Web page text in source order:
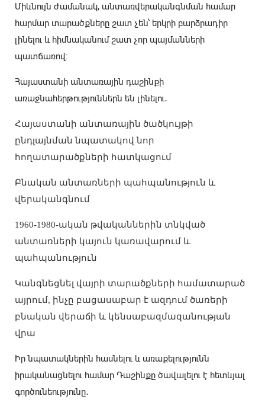
Միևնույն ժամանակ, անտառվերականգնման համար
հարմար տարածքները շատ չեն՝ երկրի բարձրադիր
լինելու և հիմնականում շատ չոր պայմանների
պատճառով:
Հայաստանի անտառային դաշինքի
առաջնահերթություններն են լինելու․
Հայաստանի անտառային ծածկույթի
ընդլայնման նպատակով նոր
հողատարածքների հատկացում
Բնական անտառների պահպանություն և
վերականգնում
1960-1980-ական թվականներին տնկված
անտառների կայուն կառավարում և
պահպանություն
Կանգնեցնել վայրի տարածքների համատարած
այրում, ինչը բացասաբար է ազդում ծառերի
բնական վերաճի և կենսաբազմազանության
վրա
Իր նպատակներին հասնելու և առաքելությունն
իրականացնելու համար Դաշինքը ծավալելու է հետևյալ
գործունեությունը․